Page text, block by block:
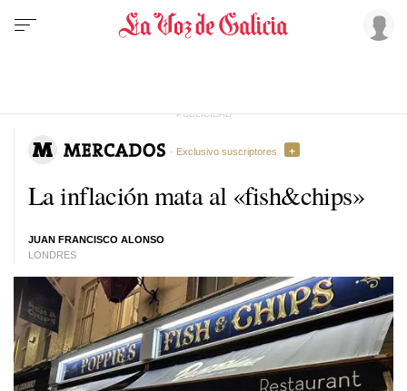
La inflación mata al «fish&chips»
JUAN FRANCISCO ALONSO
LONDRES
· Exclusivo suscriptores